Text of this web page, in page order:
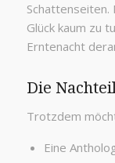
Glück kaum zu
Erntenacht
Die
Trotzdem
Eine